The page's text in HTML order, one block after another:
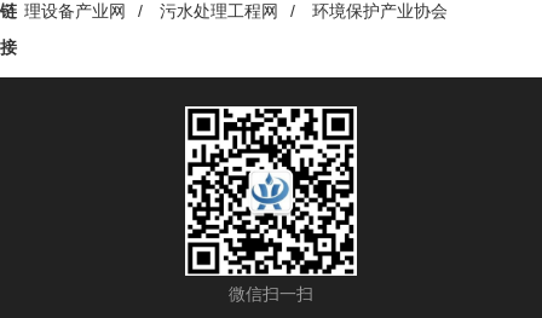
链
接
理设备产业网
/ 污水处理工程网 / 环境保护产业协会
微信扫一扫